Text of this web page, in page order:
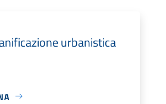
urbanistica